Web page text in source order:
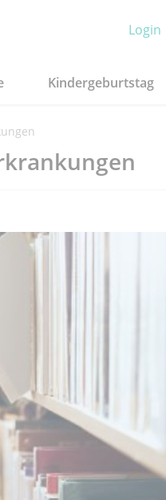
Login
Kindergeburtstag